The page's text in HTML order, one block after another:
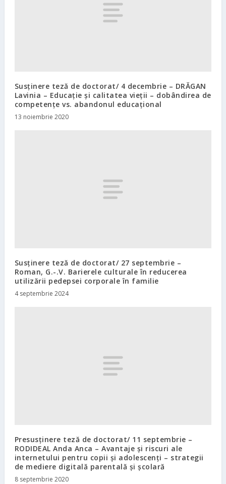
Susținere teză de doctorat/ 4 decembrie – DRĂGAN
Lavinia – Educație și calitatea vieții – dobândirea de
competențe vs. abandonul educațional
13 noiembrie 2020
Susținere teză de doctorat/ 27 septembrie –
Roman, G.-.V. Barierele culturale în reducerea
utilizării pedepsei corporale în familie
4 septembrie 2024
Presusținere teză de doctorat/ 11 septembrie –
RODIDEAL Anda Anca – Avantaje și riscuri ale
internetului pentru copii și adolescenți – strategii
de mediere digitală parentală și școlară
8 septembrie 2020